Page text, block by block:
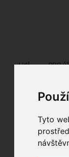
Tyto
Lidé PRO
SofiG
©